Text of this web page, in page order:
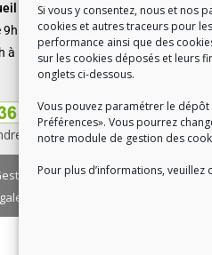
Si vous y consentez, nous et nos
cookies et autres traceurs pour
performance ainsi que des
sur les cookies déposés et leurs
onglets ci-dessous.
Vous pouvez paramétrer le
Préférences». Vous pourrez
notre module de gestion des
Pour plus d’informations,
du public :
9h à 12h et de 14h à 17h
à 12h et de 14h à 16h
de 8h30 à 18h30
des cookies|Politique de